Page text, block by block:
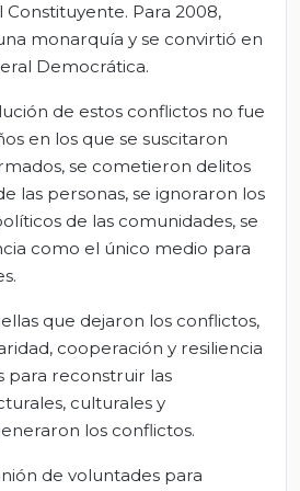
Para 2008,
monarquía y se convirtió en
Democrática.
de estos conflictos no fue
en los que se suscitaron
se cometieron delitos
las personas, se ignoraron los
de las comunidades, se
como el único medio para
que dejaron los conflictos,
cooperación y resiliencia
para reconstruir las
culturales y
los conflictos.
de voluntades para